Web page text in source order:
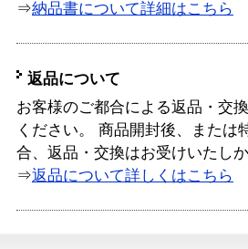
⇒納品書について詳細はこちら
返品について
お客様のご都合による返品・交
ください。 商品開封後、または
合、返品・交換はお受けいたし
⇒返品について詳しくはこちら